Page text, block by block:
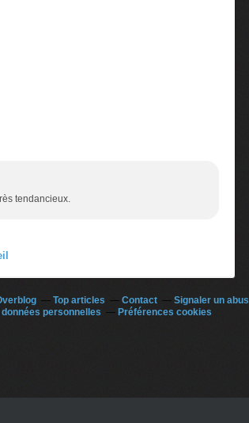
tendancieux.
Top articles Contact Signaler un abus
personnelles
Préférences cookies